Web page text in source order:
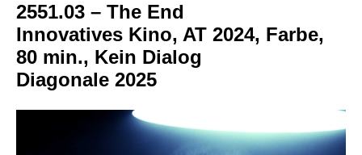
2551.03 – The End
Innovatives Kino, AT 2024, Farbe,
80 min., Kein Dialog
Diagonale 2025